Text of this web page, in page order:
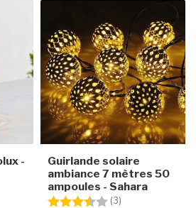
-
Guirlande solaire
ambiance 7 mètres 50
ampoules - Sahara
Note:
(3)